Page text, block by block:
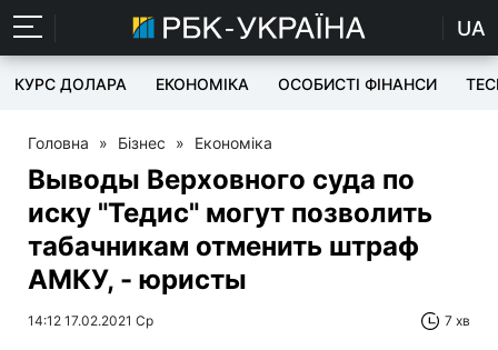
UA
КУРС ДОЛАРА ЕКОНОМІКА ОСОБИСТІ ФІНАНСИ
Головна » Бізнес » Економіка
Выводы Верховного суда по
иску "Тедис" могут позволить
табачникам отменить штраф
АМКУ, - юристы
14:12 17.02.2021 Ср 7 хв